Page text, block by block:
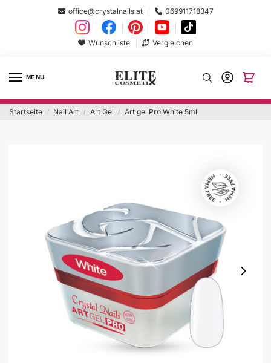
office@crystalnails.at 069911718347
Wunschliste Vergleichen
MENU
Startseite / Nail Art / Art Gel / Art gel Pro White 5ml